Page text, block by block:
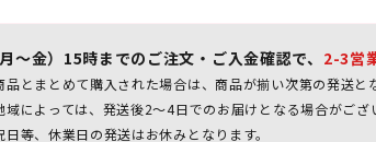
～金）15時までのご注文・ご入金確認で、 2-3営
とまとめて購入された場合は、商品が揃い次第の発送と
によっては、発送後2～4日でのお届けとなる場合がござ
等、休業日の発送はお休みとなります。